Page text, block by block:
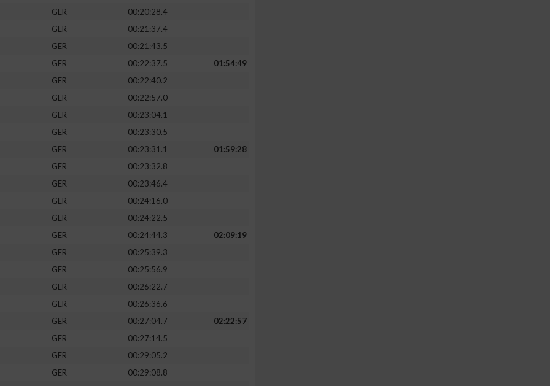
GER
00:20:28.4
GER
00:21:37.4
GER
00:21:43.5
GER 00:22:37.5
01:54:49
GER
00:22:40.2
GER
00:22:57.0
GER
00:23:04.1
GER
00:23:30.5
GER 00:23:31.1
01:59:28
GER
00:23:32.8
GER
00:23:46.4
GER
00:24:16.0
GER
00:24:22.5
GER 00:24:44.3
02:09:19
GER
00:25:39.3
GER
00:25:56.9
GER
00:26:22.7
GER
00:26:36.6
GER 00:27:04.7
02:22:57
GER
00:27:14.5
GER
00:29:05.2
GER
00:29:08.8